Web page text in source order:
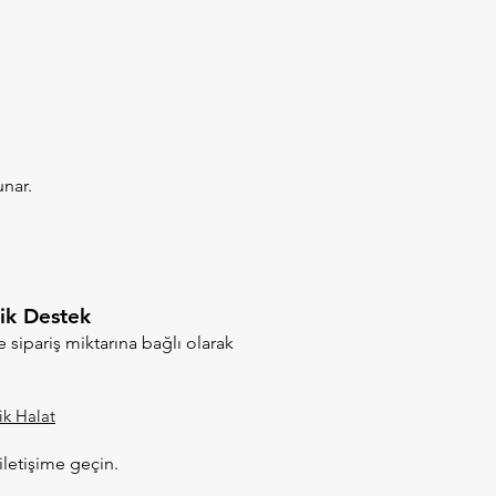
Destek
miktarına bağlı olarak
Halat
geçin.